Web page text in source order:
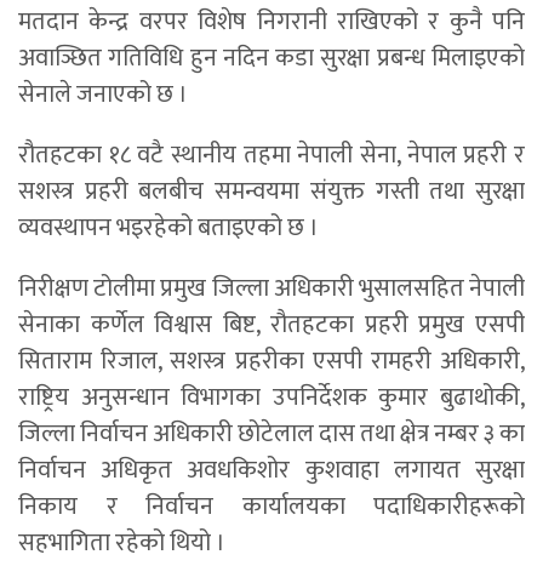
मतदान केन्द्र वरपर विशेष निगरानी राखिएको र कुनै पनि
अवाञ्छित गतिविधि हुन नदिन कडा सुरक्षा प्रबन्ध मिलाइएको
सेनाले जनाएको छ ।
रौतहटका १८ वटै स्थानीय तहमा नेपाली सेना, नेपाल प्रहरी र
सशस्त्र प्रहरी बलबीच समन्वयमा संयुक्त गस्ती तथा सुरक्षा
व्यवस्थापन भइरहेको बताइएको छ ।
निरीक्षण टोलीमा प्रमुख जिल्ला अधिकारी भुसालसहित नेपाली
सेनाका कर्णेल विश्वास बिष्ट, रौतहटका प्रहरी प्रमुख एसपी
सिताराम रिजाल, सशस्त्र प्रहरीका एसपी रामहरी अधिकारी,
राष्ट्रिय अनुसन्धान विभागका उपनिर्देशक कुमार बुढाथोकी,
जिल्ला निर्वाचन अधिकारी छोटेलाल दास तथा क्षेत्र नम्बर ३ का
निर्वाचन अधिकृत अवधकिशोर कुशवाहा लगायत सुरक्षा
निकाय र निर्वाचन कार्यालयका पदाधिकारीहरूको
सहभागिता रहेको थियो ।